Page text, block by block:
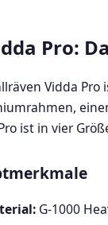
Pro:
Vidda
ist in vier
G-1000